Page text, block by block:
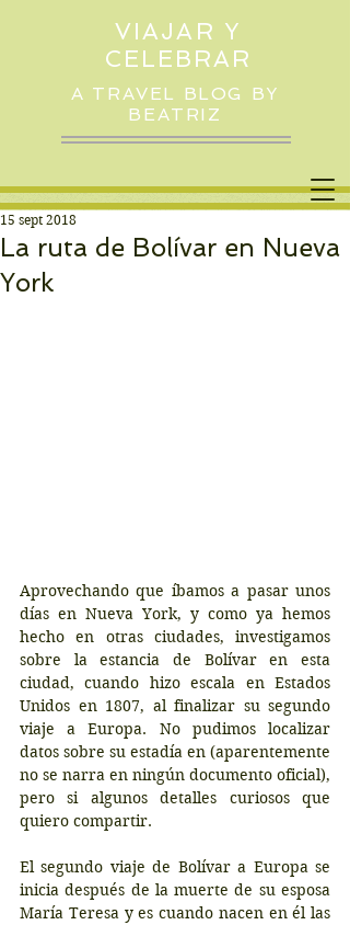
VIAJAR Y
CELEBRAR
A TRAVEL BLOG BY
BEATRIZ
La ruta de Bolívar en Nueva
York
15 sept 2018
Aprovechando que íbamos a pasar unos
días en Nueva York, y como ya hemos
hecho en otras ciudades, investigamos
sobre la estancia de Bolívar en esta
ciudad, cuando hizo escala en Estados
Unidos en 1807, al finalizar su segundo
viaje a Europa. No pudimos localizar
datos sobre su estadía en (aparentemente
no se narra en ningún documento oficial),
pero si algunos detalles curiosos que
quiero compartir.
El segundo viaje de Bolívar a Europa se
inicia después de la muerte de su esposa
María Teresa y es cuando nacen en él las